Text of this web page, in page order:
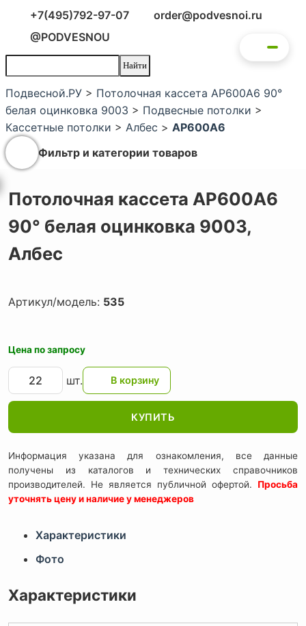
+7(495)792-97-07
order@podvesnoi.ru
@PODVESNOU
Подвесной.РУ > Потолочная кассета AP600A6 90°
белая оцинковка 9003 > Подвесные потолки >
Кассетные потолки > Албес > AP600A6
Фильтр и категории товаров
Потолочная кассета AP600A6
90° белая оцинковка 9003,
Албес
Артикул/модель: 535
Цена по запросу
шт.
КУПИТЬ
Информация указана для ознакомления, все данные
получены из каталогов и технических справочников
производителей. Не является публичной офертой. Просьба
уточнять цену и наличие у менеджеров
Характеристики
Фото
Характеристики